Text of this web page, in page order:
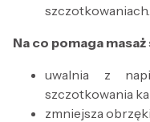
szczotkowaniach.
Na co pomaga
uwalnia z
szczotkowania
zmniejsza